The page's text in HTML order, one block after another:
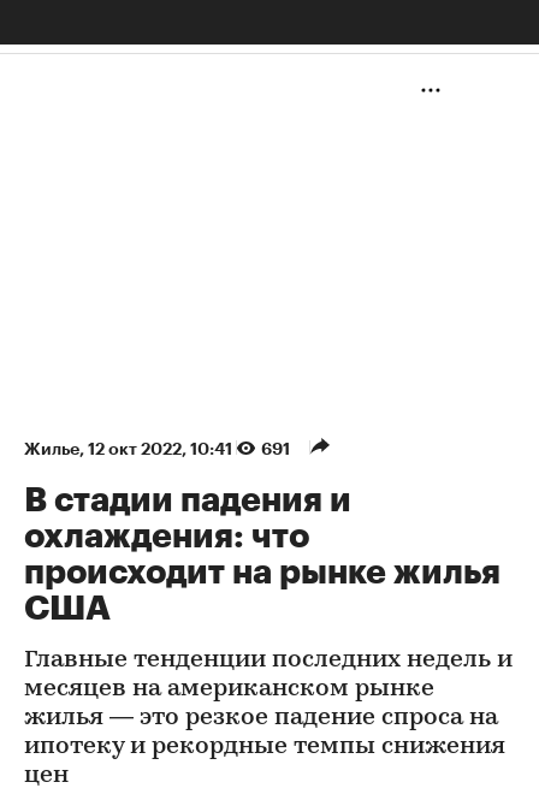
Жилье⁠, 12 окт 2022, 10:41 691
В стадии падения и
охлаждения: что
происходит на рынке жилья
США
Главные тенденции последних недель и
месяцев на американском рынке
жилья — это резкое падение спроса на
ипотеку и рекордные темпы снижения
цен